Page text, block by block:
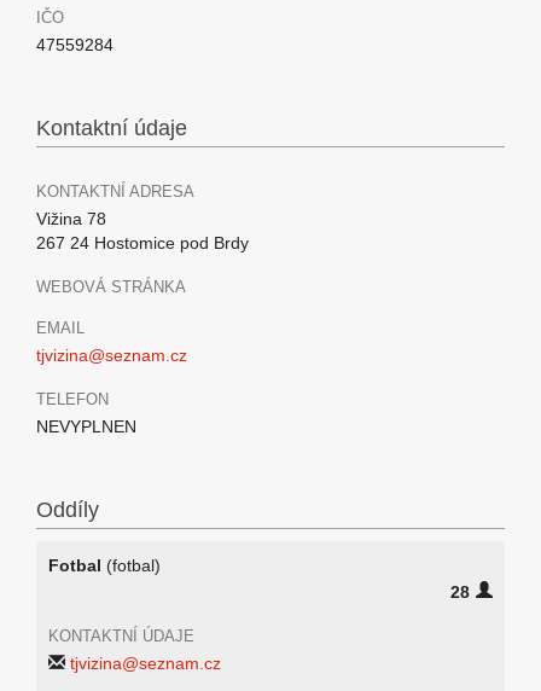
IČO
47559284
Kontaktní údaje
KONTAKTNÍ ADRESA
Vižina 78
267 24 Hostomice pod Brdy
WEBOVÁ STRÁNKA
EMAIL
tjvizina@seznam.cz
TELEFON
NEVYPLNEN
Oddíly
Fotbal (fotbal)
28
KONTAKTNÍ ÚDAJE
tjvizina@seznam.cz